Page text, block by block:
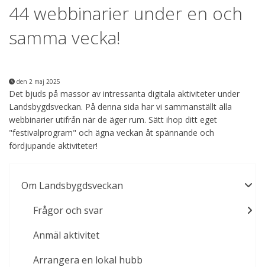
44 webbinarier under en och
samma vecka!
den 2 maj 2025
Det bjuds på massor av intressanta digitala aktiviteter under
Landsbygdsveckan. På denna sida har vi sammanställt alla
webbinarier utifrån när de äger rum. Sätt ihop ditt eget
"festivalprogram" och ägna veckan åt spännande och
fördjupande aktiviteter!
Om Landsbygdsveckan
Frågor och svar
Anmäl aktivitet
Arrangera en lokal hubb